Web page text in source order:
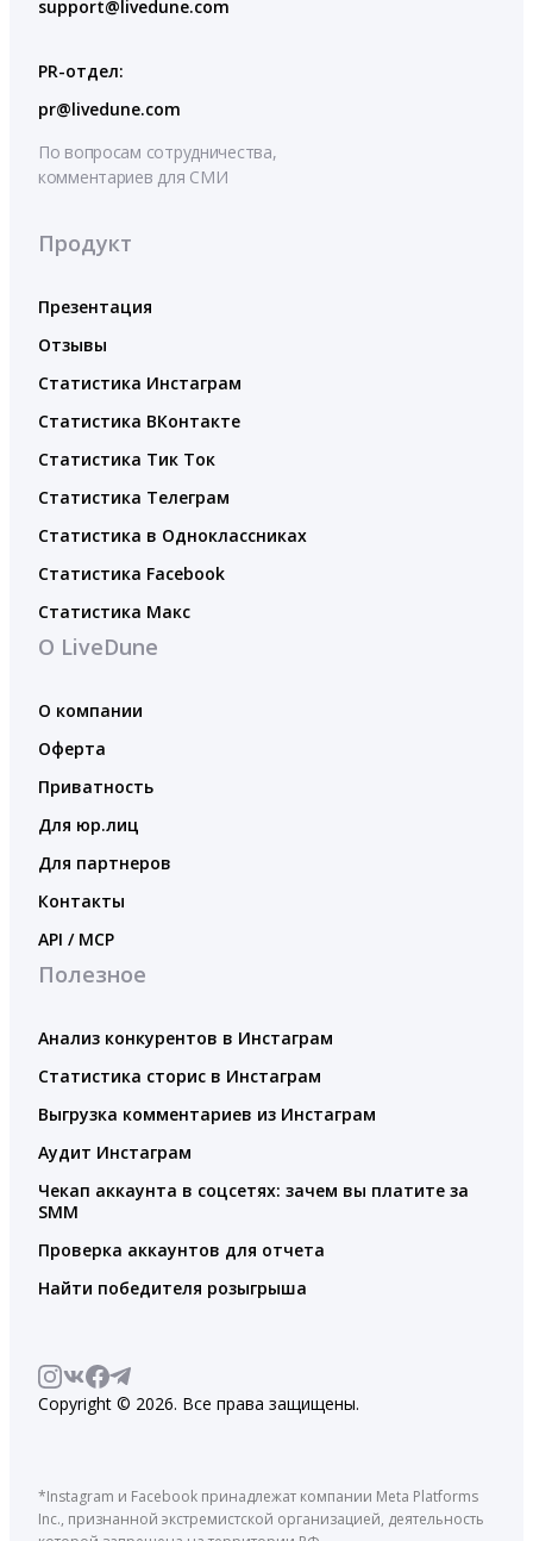
support@livedune.com
PR-отдел:
pr@livedune.com
По вопросам сотрудничества,
комментариев для СМИ
Продукт
Презентация
Отзывы
Статистика Инстаграм
Статистика ВКонтакте
Статистика Тик Ток
Статистика Телеграм
Статистика в Одноклассниках
Статистика Facebook
Статистика Макс
О LiveDune
О компании
Оферта
Приватность
Для юр.лиц
Для партнеров
Контакты
API / MCP
Полезное
Анализ конкурентов в Инстаграм
Статистика сторис в Инстаграм
Выгрузка комментариев из Инстаграм
Аудит Инстаграм
Чекап аккаунта в соцсетях: зачем вы платите за
SMM
Проверка аккаунтов для отчета
Найти победителя розыгрыша
Copyright © 2026. Все права защищены.
*Instagram и Facebook принадлежат компании Meta Platforms
Inc., признанной экстремистской организацией, деятельность